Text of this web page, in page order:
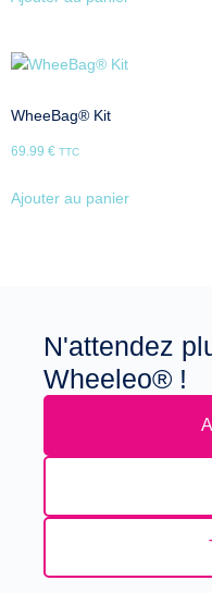
WheeBag® Kit
69.99 € TTC
Ajouter au panier
N'attendez
Wheeleo® !